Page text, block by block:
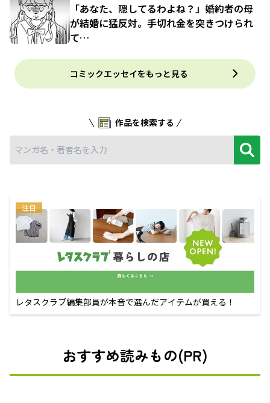
「あなた、隠してるわよね？」婚約者の母
が結婚に猛反対。手切れ金を突きつけられ
て…
コミックエッセイをもっと見る
作品を検索する
注目
レタスクラブ編集部員が本音で選んだアイテムが買える！
おすすめ読みもの(PR)